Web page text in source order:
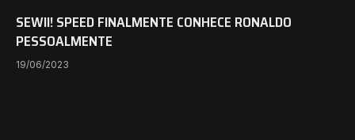
SEWII! SPEED FINALMENTE CONHECE RONALDO
PESSOALMENTE
19/06/2023